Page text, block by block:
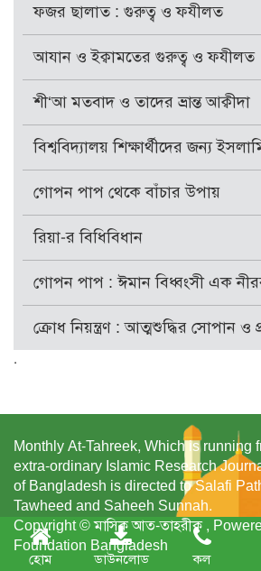
হোম ডাউনলোড কল
ফজর ছালাত : গুরুত্ব ও ফযীলত
আযান ও ইক্বামতের গুরুত্ব ও ফযীলত
শী‘আ মতবাদ ও তাদের ভ্রান্ত আক্বীদা
বিশ্ববিদ্যালয় শিক্ষার্থীদের জন্য
গোপন পাপ থেকে বাঁচার উপায়
রিয়া-র বিধিবিধান
গোপন পাপ : ঈমান বিধ্বংসী এক
ক্রোধ নিয়ন্ত্রণ : আত্মশুদ্ধির সোপান ও
.
Monthly At-Tahreek, Which is running
extra-ordinary Islamic Research
of Bangladesh is directed to Salafi
Tawheed and Saheeh Sunnah.
Copyright © মাসিক আত-তাহরীক ,
Foundation Bangladesh